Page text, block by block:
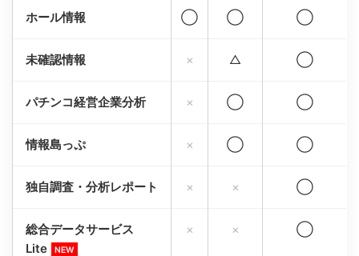
ホール情報 ◯ ◯ ◯
未確認情報 × △ ◯
パチンコ経営企業分析 × ◯ ◯
情報島っぷ × ◯ ◯
独自調査・分析レポート × × ◯
総合データサービス
Lite
NEW
× × ◯